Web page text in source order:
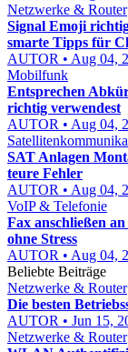
Netzwerke & Router
Signal Emoji
smarte Tipps für
AUTOR • Aug 04,
Mobilfunk
Entsprechen
richtig verwendest
AUTOR • Aug 04,
SAT Anlagen
teure Fehler
AUTOR • Aug 04,
VoIP & Telefonie
Fax anschließen
ohne Stress
AUTOR • Aug 04,
Beliebte Beiträge
Netzwerke & Router
Die besten
AUTOR • Jun 15,
Netzwerke & Router